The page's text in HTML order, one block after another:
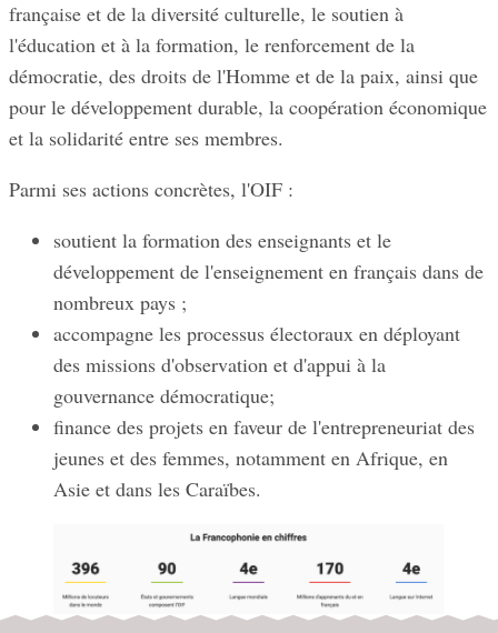
française et de la diversité culturelle, le soutien à
l'éducation et à la formation, le renforcement de la
démocratie, des droits de l'Homme et de la paix, ainsi que
pour le développement durable, la coopération économique
et la solidarité entre ses membres.
Parmi ses actions concrètes, l'OIF :
soutient la formation des enseignants et le
développement de l'enseignement en français dans de
nombreux pays ;
accompagne les processus électoraux en déployant
des missions d'observation et d'appui à la
gouvernance démocratique;
finance des projets en faveur de l'entrepreneuriat des
jeunes et des femmes, notamment en Afrique, en
Asie et dans les Caraïbes.